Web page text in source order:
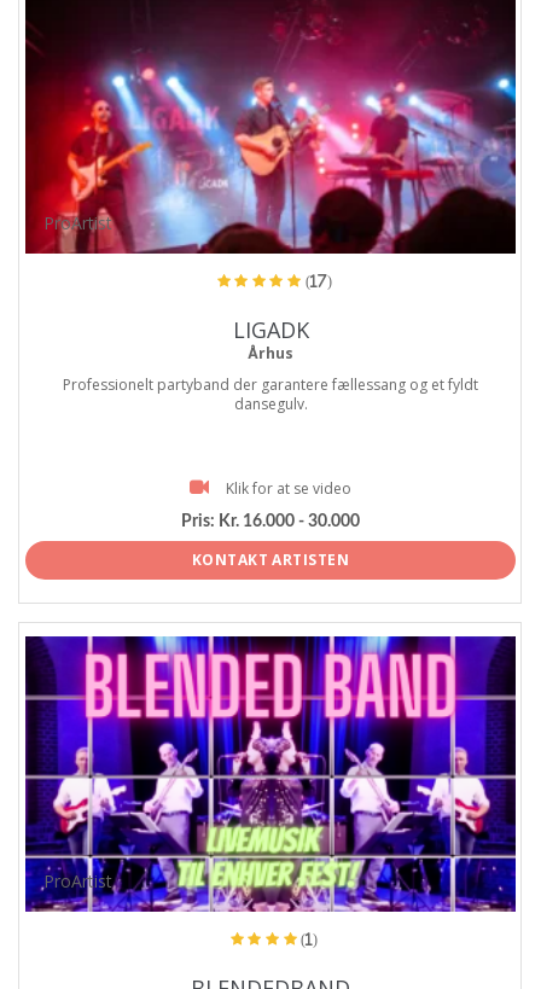
ProArtist
(17)
LIGADK
Århus
Professionelt partyband der garantere fællessang og et fyldt
dansegulv.
Klik for at se video
Pris: Kr. 16.000 - 30.000
KONTAKT ARTISTEN
ProArtist
(1)